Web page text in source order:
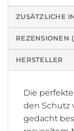
ZUSÄTZLICHE
REZENSIONEN
HERSTELLER
Die
den Schutz
gedacht